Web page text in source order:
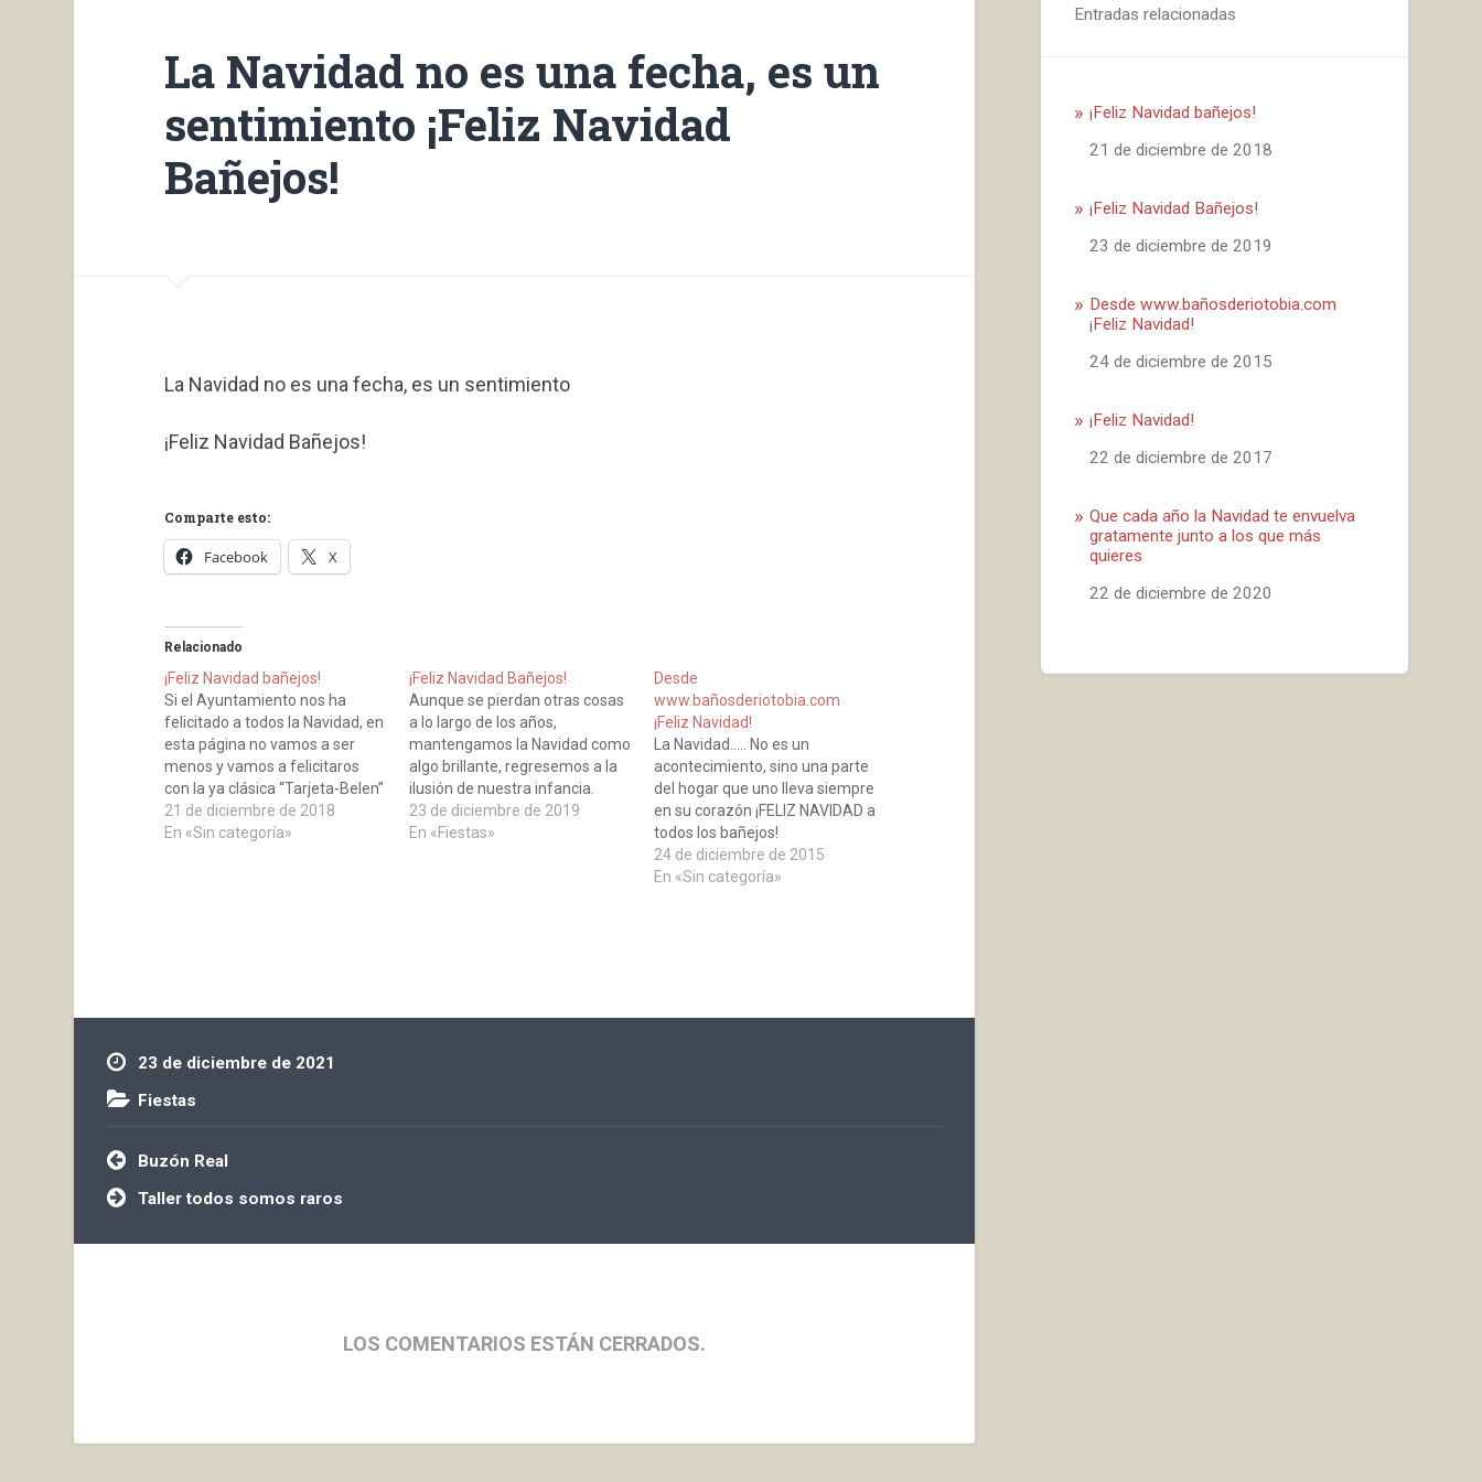
La Navidad no es una fecha, es un
sentimiento ¡Feliz Navidad
Bañejos!
La Navidad no es una fecha, es un sentimiento
¡Feliz Navidad Bañejos!
Comparte esto:
Facebook X
Relacionado
¡Feliz Navidad bañejos!
Si el Ayuntamiento nos ha
felicitado a todos la Navidad, en
esta página no vamos a ser
menos y vamos a felicitaros
con la ya clásica “Tarjeta-Belen”
de los últimos años. “La Navidad
hace que recordemos las
21 de diciembre de 2018
En «Sin categoría»
¡Feliz Navidad Bañejos!
Aunque se pierdan otras cosas
a lo largo de los años,
mantengamos la Navidad como
algo brillante, regresemos a la
ilusión de nuestra infancia.
23 de diciembre de 2019
En «Fiestas»
Desde
www.bañosderiotobia.com
¡Feliz Navidad!
La Navidad..... No es un
acontecimiento, sino una parte
del hogar que uno lleva siempre
en su corazón ¡FELIZ NAVIDAD a
todos los bañejos!
24 de diciembre de 2015
En «Sin categoría»
23 de diciembre de 2021
Fiestas
Navegación
de
entradas
Buzón Real
Taller todos somos raros
LOS COMENTARIOS ESTÁN CERRADOS.
Entradas relacionadas
¡Feliz Navidad bañejos!
Fecha
21 de diciembre de 2018
¡Feliz Navidad Bañejos!
Fecha
23 de diciembre de 2019
Desde www.bañosderiotobia.com
¡Feliz Navidad!
Fecha
24 de diciembre de 2015
¡Feliz Navidad!
Fecha
22 de diciembre de 2017
Que cada año la Navidad te envuelva
gratamente junto a los que más
quieres
Fecha
22 de diciembre de 2020